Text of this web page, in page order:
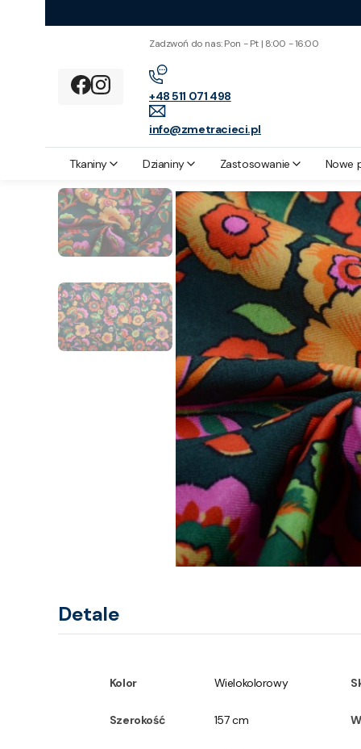
Zadzwoń do nas: Pon - Pt | 8:00 - 16:00
+48 511 071 498
info@zmetracieci.pl
Tkaniny Dzianiny Zastosowanie Nowe
Detale
Kolor Wielokolorowy
Szerokość 157 cm